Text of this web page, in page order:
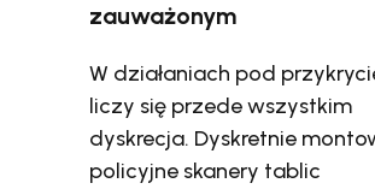
zauważonym
W działaniach pod
liczy się przede wszystkim
dyskrecja. Dyskretnie
policyjne skanery tablic